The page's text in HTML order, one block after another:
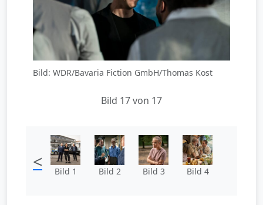
Bild: WDR/Bavaria Fiction GmbH/Thomas Kost
Bild 17 von 17
< Bild 1 Bild 2 Bild 3 Bild 4